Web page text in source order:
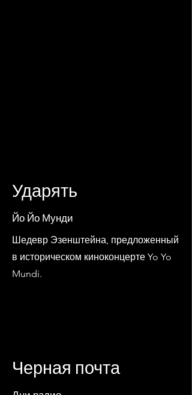
Ударять
Йо Йо Мунди
Шедевр Эзенштейна, предложенный
в историческом киноконцерте Yo Yo
Mundi.
Черная почта